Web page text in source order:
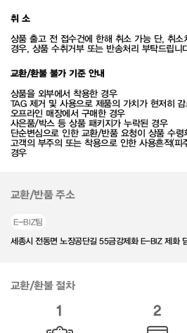
취 소
상품 출고 전 접수건에 한해 취소 가능 단, 취소
경우, 상품 수취거부 또는 반송처리 부탁드립니
교환/환불 불가 기준 안내
상품을 외부에서 착용한 경우
TAG 제거 및 사용으로 제품의 가치가 현저히
오프라인 매장에서 구매한 경우
사은품/박스 등 상품 패키지가 누락된 경우
단순변심으로 인한 교환/반품 요청이 상품 수령
고객의 부주의 또는 착용으로 인한 사용흔적(피
경우
교환/반품 주소
E-BIZ팀
세종시 전동면 노장공단길 55금강제화 E-BIZ 제화
교환/환불 절차
1 2